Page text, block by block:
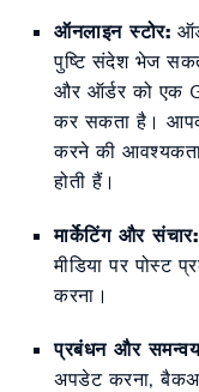
ऑनलाइन स्टोर:
पुष्टि संदेश भेज
और ऑर्डर को एक
कर सकता है।
करने की
होती हैं।
मार्केटिंग और संचार:
मीडिया पर पोस्ट
करना।
प्रबंधन और
अपडेट करना,